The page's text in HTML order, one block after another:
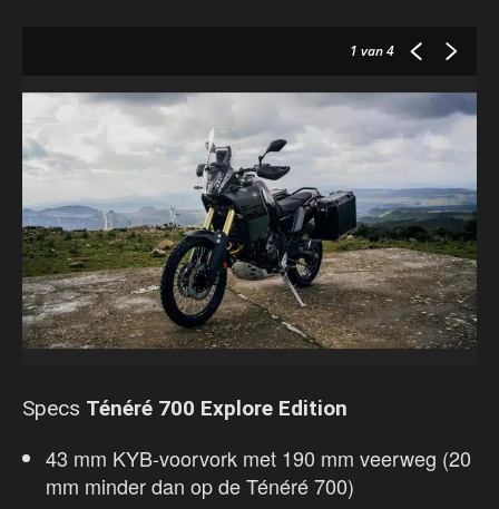
1 van 4
Specs Ténéré 700 Explore Edition
43 mm KYB-voorvork met 190 mm veerweg (20
mm minder dan op de Ténéré 700)